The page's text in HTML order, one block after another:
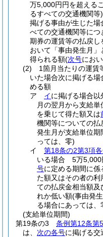
万5,000円円を超える
るすべての交通機関等)
掲げる事由が生じた
べての交通機関等に
期券の運賃等の払戻し
おいて「事由発生月」
得られる額(次号にお
(2)
1箇月当たりの運賃
いた場合次に掲げる
める額
ア
イに掲げる場合
月の翌月から支給
を乗じて得た額又は
機関等についての
発生月が支給単位期
っては、零)
イ
第18条の2第3項
いる場合 5万5,000
号に定める期間に
た額又はその者の
ての払戻金相当額
れか低い額(事由発
る場合にあっては、
(支給単位期間)
第19条の3
条例第12条第
は、 次の各号に掲げる交